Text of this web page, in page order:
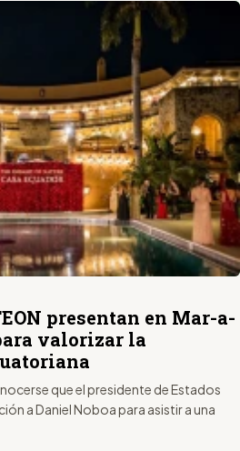
presentan en Mar-a-
valorizar la
que el presidente de Estados
a Daniel Noboa para asistir a una